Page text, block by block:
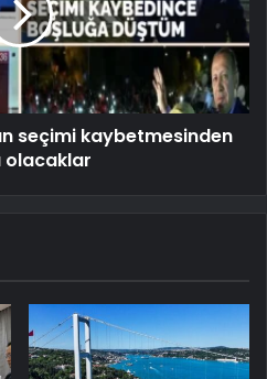
seçimi kaybetmesinden
olacaklar